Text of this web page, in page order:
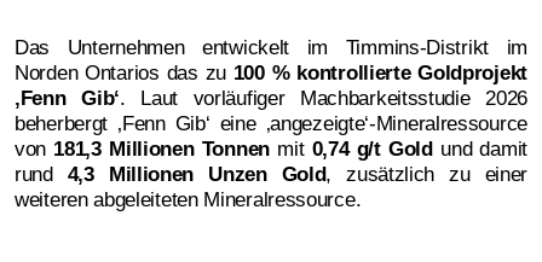
Das Unternehmen entwickelt im Timmins-Distrikt im
Norden Ontarios das zu 100 % kontrollierte Goldprojekt
‚Fenn Gib‘. Laut vorläufiger Machbarkeitsstudie 2026
beherbergt ‚Fenn Gib‘ eine ‚angezeigte‘-Mineralressource
von 181,3 Millionen Tonnenmit 0,74 g/t Goldund damit
rund 4,3 Millionen Unzen Gold, zusätzlich zu einer
weiteren abgeleiteten Mineralressource.